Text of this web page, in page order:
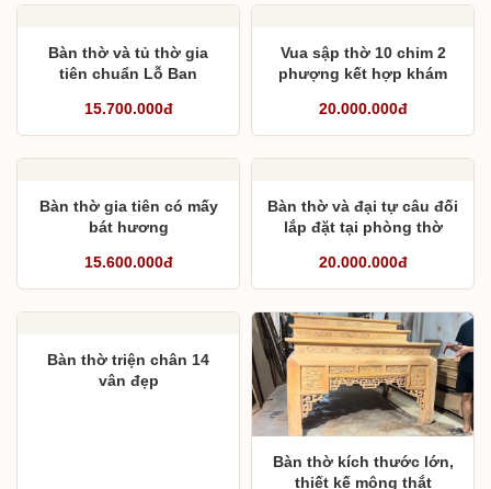
Bàn thờ và tủ thờ gia
tiên chuẩn Lỗ Ban
15.700.000đ
Vua sập thờ 10 chim 2
phượng kết hợp khám
20.000.000đ
Bàn thờ gia tiên có mấy
bát hương
15.600.000đ
Bàn thờ và đại tự câu đối
lắp đặt tại phòng thờ
20.000.000đ
Bàn thờ triện chân 14
vân đẹp
Bàn thờ kích thước lớn,
thiết kế mộng thắt